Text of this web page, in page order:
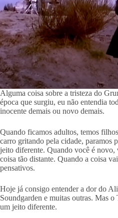
Alguma coisa sobre a tristeza do
época que surgiu, eu não entendia
inocente demais ou novo demais.
Quando ficamos adultos, temos
carro gritando pela cidade, paramos
jeito diferente. Quando você é novo,
coisa tão distante. Quando a coisa
pensativos.
Hoje já consigo entender a dor do
Soundgarden e muitas outras. Mas
um jeito diferente.